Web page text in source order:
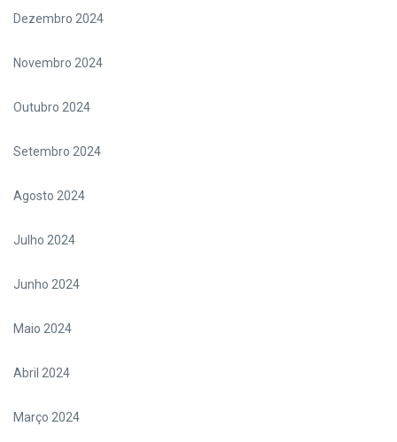
Dezembro 2024
Novembro 2024
Outubro 2024
Setembro 2024
Agosto 2024
Julho 2024
Junho 2024
Maio 2024
Abril 2024
Março 2024